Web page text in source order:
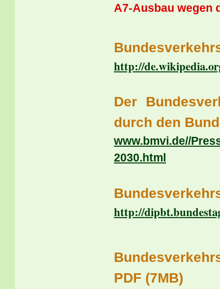
A7-Ausbau wegen
http://
Der
durch den
www.bmvi.de//
2030.html
http://
PDF (7MB)